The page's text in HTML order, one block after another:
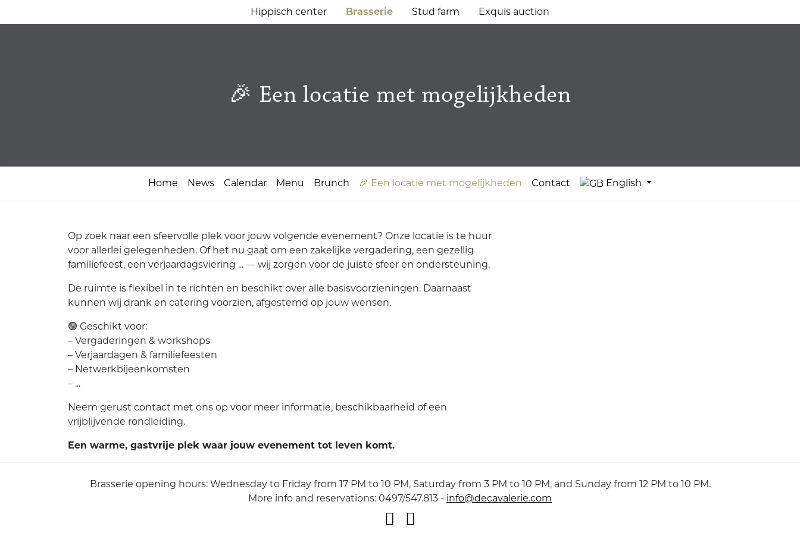
Hippisch center Brasserie Stud farm Exquis auction
🎉 Een locatie met mogelijkheden
Home News Calendar Menu Brunch 🎉 Een locatie met mogelijkheden Contact English
Op zoek naar een sfeervolle plek voor jouw volgende evenement? Onze locatie is te huur
voor allerlei gelegenheden. Of het nu gaat om een zakelijke vergadering, een gezellig
familiefeest, een verjaardagsviering ... — wij zorgen voor de juiste sfeer en ondersteuning.
De ruimte is flexibel in te richten en beschikt over alle basisvoorzieningen. Daarnaast
kunnen wij drank en catering voorzien, afgestemd op jouw wensen.
🟢 Geschikt voor:
– Vergaderingen & workshops
– Verjaardagen & familiefeesten
– Netwerkbijeenkomsten
– ...
Neem gerust contact met ons op voor meer informatie, beschikbaarheid of een
vrijblijvende rondleiding.
Een warme, gastvrije plek waar jouw evenement tot leven komt.
Brasserie opening hours: Wednesday to Friday from 17 PM to 10 PM, Saturday from 3 PM to 10 PM, and Sunday from 12 PM to 10 PM.
More info and reservations: 0497/547.813 - info@decavalerie.com